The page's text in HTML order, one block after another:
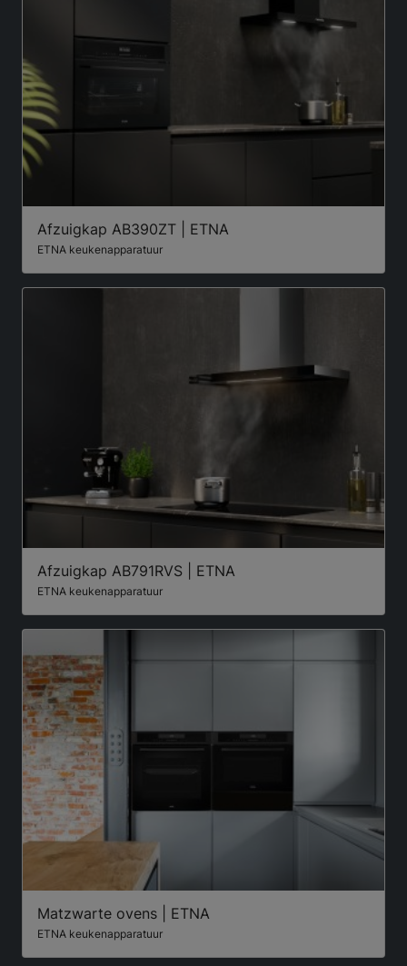
Afzuigkap AB390ZT | ETNA
ETNA keukenapparatuur
Afzuigkap AB791RVS | ETNA
ETNA keukenapparatuur
Matzwarte ovens | ETNA
ETNA keukenapparatuur